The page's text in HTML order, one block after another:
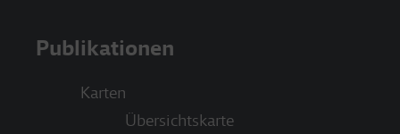
Publikationen
Karten
Übersichtskarte